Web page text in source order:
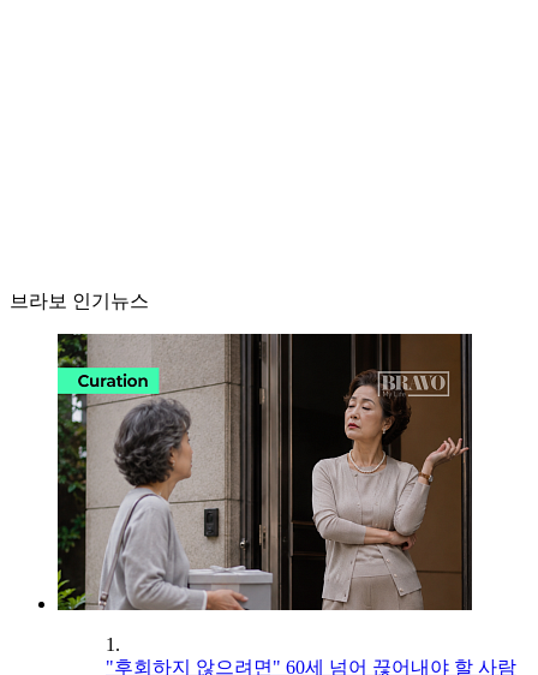
브라보 인기뉴스
1.
"후회하지 않으려면" 60세 넘어 끊어내야 할 사람